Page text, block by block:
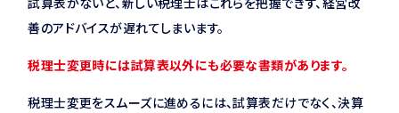
善のアドバイスが遅れてしまいます。
税理士変更時には試算表以外にも必要な書類があります。
税理士変更をスムーズに進めるには、試算表だけでなく、決算